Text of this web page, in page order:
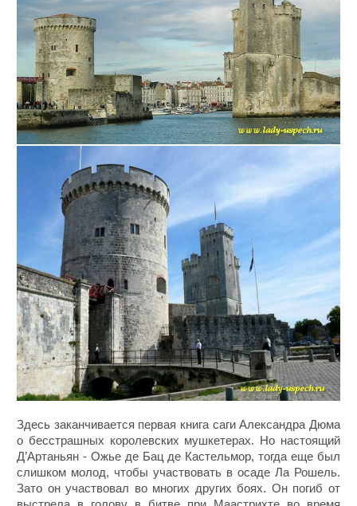
Здесь заканчивается первая книга саги Александра Дюма
о бесстрашных королевских мушкетерах. Но настоящий
Д’Артаньян - Ожье де Бац де Кастельмор, тогда еще был
слишком молод, чтобы участвовать в осаде Ла Рошель.
Зато он участвовал во многих других боях. Он погиб от